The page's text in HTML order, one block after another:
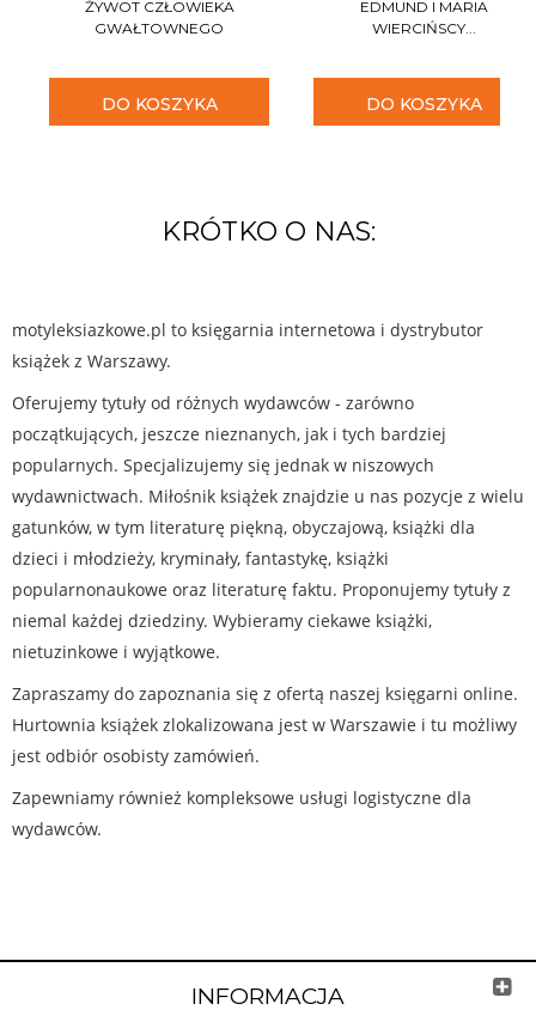
ŻYWOT CZŁOWIEKA
GWAŁTOWNEGO
DO KOSZYKA
EDMUND I MARIA
WIERCIŃSCY...
DO KOSZYKA
KRÓTKO O NAS:
motyleksiazkowe.pl to księgarnia internetowa i dystrybutor
książek z Warszawy.
Oferujemy tytuły od różnych wydawców - zarówno
początkujących, jeszcze nieznanych, jak i tych bardziej
popularnych. Specjalizujemy się jednak w niszowych
wydawnictwach. Miłośnik książek znajdzie u nas pozycje z wielu
gatunków, w tym literaturę piękną, obyczajową, książki dla
dzieci i młodzieży, kryminały, fantastykę, książki
popularnonaukowe oraz literaturę faktu. Proponujemy tytuły z
niemal każdej dziedziny. Wybieramy ciekawe książki,
nietuzinkowe i wyjątkowe.
Zapraszamy do zapoznania się z ofertą naszej księgarni online.
Hurtownia książek zlokalizowana jest w Warszawie i tu możliwy
jest odbiór osobisty zamówień.
Zapewniamy również kompleksowe usługi logistyczne dla
wydawców.
INFORMACJA